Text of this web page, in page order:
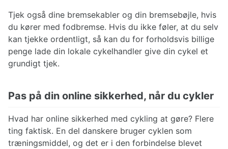
Tjek også dine bremsekabler og din bremsebøjle, hvis
du kører med fodbremse. Hvis du ikke føler, at du selv
kan tjekke ordentligt, så kan du for forholdsvis billige
penge lade din lokale cykelhandler give din cykel et
grundigt tjek.
Pas på din online sikkerhed, når du cykler
Hvad har online sikkerhed med cykling at gøre? Flere
ting faktisk. En del danskere bruger cyklen som
træningsmiddel, og det er i den forbindelse blevet